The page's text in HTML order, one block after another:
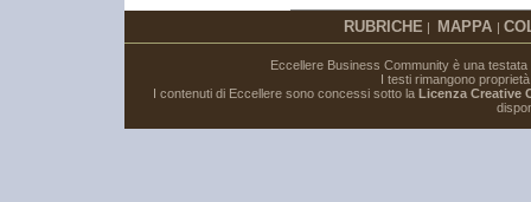
RUBRICHE | MAPPA |
Eccellere Business Community è una
I testi rimangono
I contenuti di Eccellere sono concessi sotto la Licenza Creative